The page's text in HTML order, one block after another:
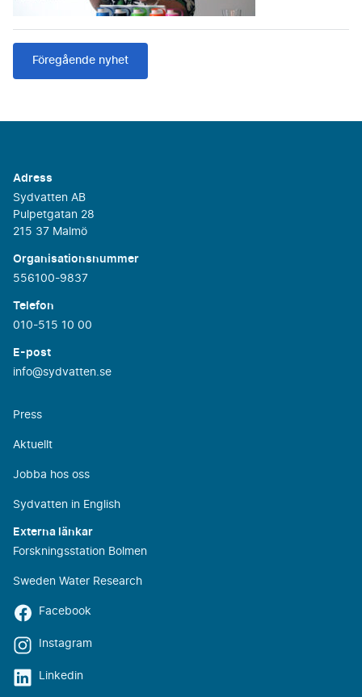
Föregående nyhet
Adress
Sydvatten AB
Pulpetgatan 28
215 37 Malmö
Organisationsnummer
556100-9837
Telefon
010-515 10 00
E-post
info@sydvatten.se
Press
Aktuellt
Jobba hos oss
Sydvatten in English
Externa länkar
Forskningsstation Bolmen
Sweden Water Research
Facebook
Instagram
Linkedin